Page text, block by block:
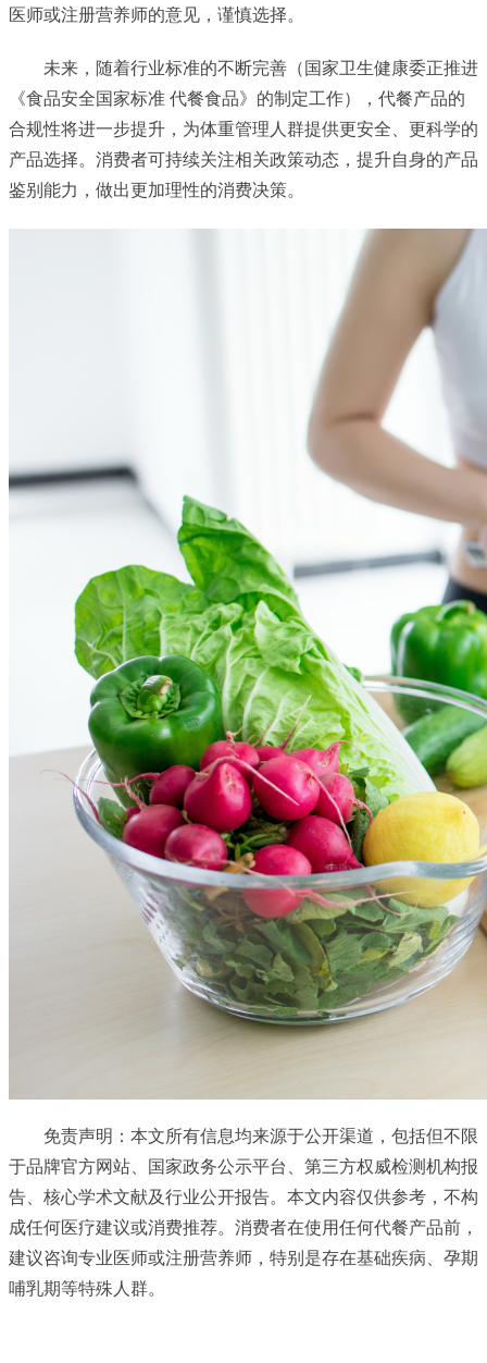
医师或注册营养师的意见，谨慎选择。
未来，随着行业标准的不断完善（国家卫生健康委正推进
《食品安全国家标准 代餐食品》的制定工作），代餐产品的
合规性将进一步提升，为体重管理人群提供更安全、更科学的
产品选择。消费者可持续关注相关政策动态，提升自身的产品
鉴别能力，做出更加理性的消费决策。
免责声明：本文所有信息均来源于公开渠道，包括但不限
于品牌官方网站、国家政务公示平台、第三方权威检测机构报
告、核心学术文献及行业公开报告。本文内容仅供参考，不构
成任何医疗建议或消费推荐。消费者在使用任何代餐产品前，
建议咨询专业医师或注册营养师，特别是存在基础疾病、孕期
哺乳期等特殊人群。